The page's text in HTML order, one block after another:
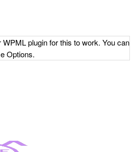
WPML plugin for this to work. You can
Options.